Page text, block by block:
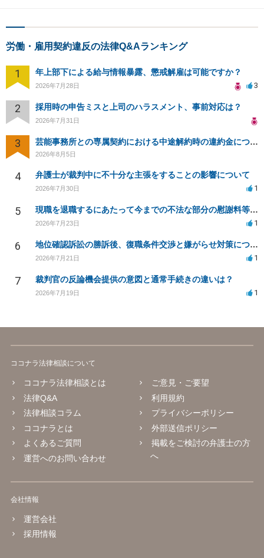
労働・雇用契約違反の法律Q&Aランキング
1 年上部下による給与情報暴露、懲戒解雇は可能ですか？
2026年7月28日 3
2 採用時の申告ミスと上司のハラスメント、事前対応は？
2026年7月31日
3 芸能事務所との専属契約における中途解約時の違約金について相談したいです
2026年8月5日
4 弁護士が裁判中に不十分な主張をすることの影響について
2026年7月30日 1
5 現職を退職するにあたって今までの不法な部分の慰謝料等は請求できるのか。
2026年7月23日 1
6 地位確認訴訟の勝訴後、復職条件交渉と嫌がらせ対策について
2026年7月21日 1
7 裁判官の反論機会提供の意図と通常手続きの違いは？
2026年7月19日 1
ココナラ法律相談について
ココナラ法律相談とは
法律Q&A
法律相談コラム
ココナラとは
よくあるご質問
運営へのお問い合わせ
ご意見・ご要望
利用規約
プライバシーポリシー
外部送信ポリシー
掲載をご検討の弁護士の方
へ
会社情報
運営会社
採用情報